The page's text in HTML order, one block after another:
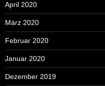
April 2020
März 2020
Februar 2020
Januar 2020
Dezember 2019